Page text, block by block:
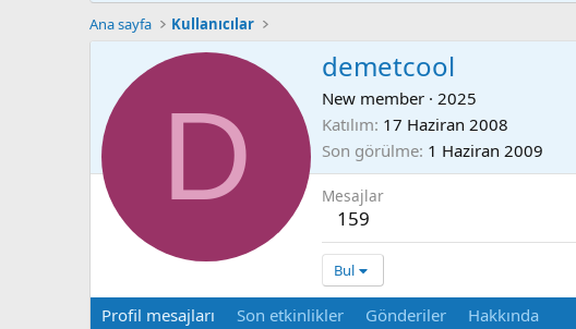
Ana sayfa Kullanıcılar
D
demetcool
New member · 2025
Katılım 17 Haziran 2008
Son görülme 1 Haziran 2009
Mesajlar
159
Bul
Profil mesajları Son etkinlikler Gönderiler Hakkında